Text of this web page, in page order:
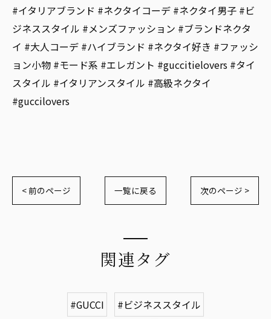
#イタリアブランド #ネクタイコーデ #ネクタイ男子 #ビ
ジネススタイル #メンズファッション #ブランドネクタ
イ #大人コーデ #ハイブランド #ネクタイ好き #ファッシ
ョン小物 #モード系 #エレガント #guccitielovers #タイ
スタイル #イタリアンスタイル #高級ネクタイ
#guccilovers
< 前のページ 一覧に戻る 次のページ >
関連タグ
#GUCCI
#ビジネススタイル